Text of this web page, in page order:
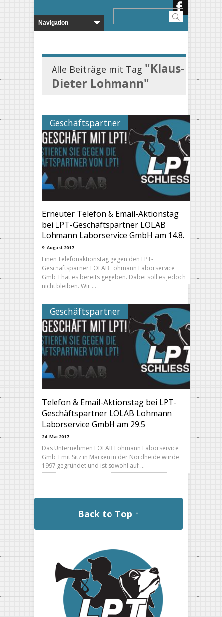
Alle Beiträge mit Tag "Klaus-
Dieter Lohmann"
Geschäftspartner
Erneuter Telefon & Email-Aktionstag
bei LPT-Geschäftspartner LOLAB
Lohmann Laborservice GmbH am 14.8.
9. August 2017
Einen Telefonaktionstag gegen den LPT-
Geschäftsparner LOLAB Lohmann Laborservice
GmbH hat es bereits gegeben. Dabei soll es jedoch
nicht bleiben. Wir …
Geschäftspartner
Telefon & Email-Aktionstag bei LPT-
Geschäftspartner LOLAB Lohmann
Laborservice GmbH am 29.5
24. Mai 2017
Das Unternehmen LOLAB Lohmann Laborservice
GmbH mit Sitz in Marxen in der Nordheide wurde
1997 gegründet und ist sowohl auf …
Back to Top ↑